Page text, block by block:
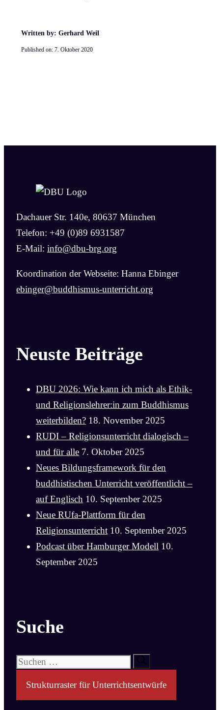
Written by: Gerhard Weil
Published on: 7. Oktober 2020
Dachauer Str. 140e, 80637 München
Telefon: +49 (0)89 6931587
E-Mail: info@dbu-brg.org
Koordination der Webseite: Hanna Ebinger
ebinger@buddhismus-unterricht.org
Neuste Beiträge
DBU 2026: Wie kann ich mich als Ethik-
und Religionslehrer:in zum Buddhismus
weiterbilden? 18. November 2025
RUDI – Religionsunterricht dialogisch –
und für alle 7. Oktober 2025
Neues Bildungsframework für den
buddhistischen Unterricht veröffentlicht –
auf Englisch 10. September 2025
Neue RUfa-Plattform für den
Religionsunterricht 10. September 2025
Podcast über Hamburger Modell 10.
September 2025
Suche
Suchen
Strukturraster für Unterrichtsentwürfe